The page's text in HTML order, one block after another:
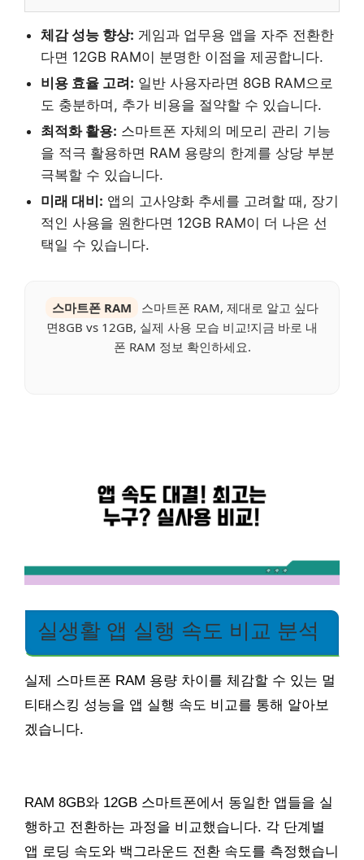
체감 성능 향상: 게임과 업무용 앱을 자주 전환한
다면 12GB RAM이 분명한 이점을 제공합니다.
비용 효율 고려: 일반 사용자라면 8GB RAM으로
도 충분하며, 추가 비용을 절약할 수 있습니다.
최적화 활용: 스마트폰 자체의 메모리 관리 기능
을 적극 활용하면 RAM 용량의 한계를 상당 부분
극복할 수 있습니다.
미래 대비: 앱의 고사양화 추세를 고려할 때, 장기
적인 사용을 원한다면 12GB RAM이 더 나은 선
택일 수 있습니다.
스마트폰 RAM
스마트폰 RAM, 제대로 알고 싶다
면8GB vs 12GB, 실제 사용 모습 비교!지금 바로 내
폰 RAM 정보 확인하세요.
실생활 앱 실행 속도 비교 분석
실제 스마트폰 RAM 용량 차이를 체감할 수 있는 멀
티태스킹 성능을 앱 실행 속도 비교를 통해 알아보
겠습니다.
RAM 8GB와 12GB 스마트폰에서 동일한 앱들을 실
행하고 전환하는 과정을 비교했습니다. 각 단계별
앱 로딩 속도와 백그라운드 전환 속도를 측정했습니